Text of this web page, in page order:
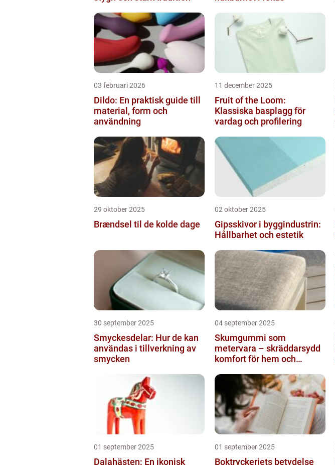
03 februari 2026
Dildo: En praktisk guide till
material, form och
användning
11 december 2025
Fruit of the Loom:
Klassiska basplagg för
vardag och profilering
29 oktober 2025
Brændsel til de kolde dage
02 oktober 2025
Gipsskivor i byggindustrin:
Hållbarhet och estetik
30 september 2025
Smyckesdelar: Hur de kan
användas i tillverkning av
smycken
04 september 2025
Skumgummi som
metervara – skräddarsydd
komfort för hem och
01 september 2025
Dalahästen: En ikonisk
01 september 2025
Boktryckeriets betydelse